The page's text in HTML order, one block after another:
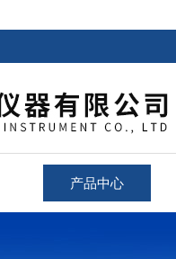
产品中心